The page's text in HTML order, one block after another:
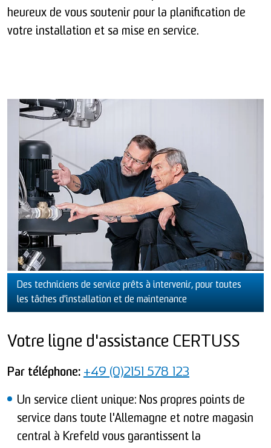
heureux de vous soutenir pour la planification de
votre installation et sa mise en service.
Des techniciens de service prêts à intervenir, pour toutes
les tâches d'installation et de maintenance
Votre ligne d'assistance CERTUSS
Par téléphone: +49 (0)2151 578 123
Un service client unique: Nos propres points de
service dans toute l'Allemagne et notre magasin
central à Krefeld vous garantissent la